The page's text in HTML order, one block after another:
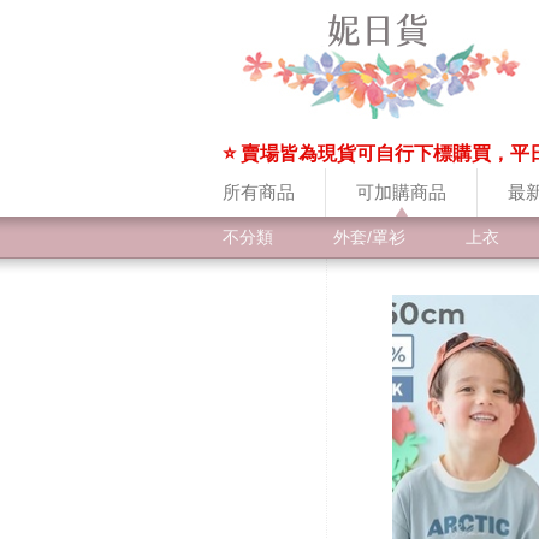
所有商品 可加購商品 最
⭐ 賣場皆為現貨可自行下標購買，平
不分類 外套/罩衫 上衣